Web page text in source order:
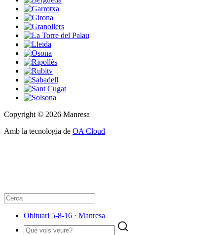
Copyright © 2026 Manresa
Amb la tecnologia de OA Cloud
Obituari 5-8-16 · Manresa